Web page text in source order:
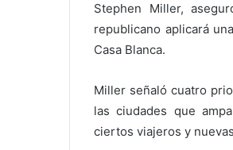
Stephen Miller,
republicano aplicará
Casa Blanca.
Miller señaló cuatro
las ciudades que
ciertos viajeros y